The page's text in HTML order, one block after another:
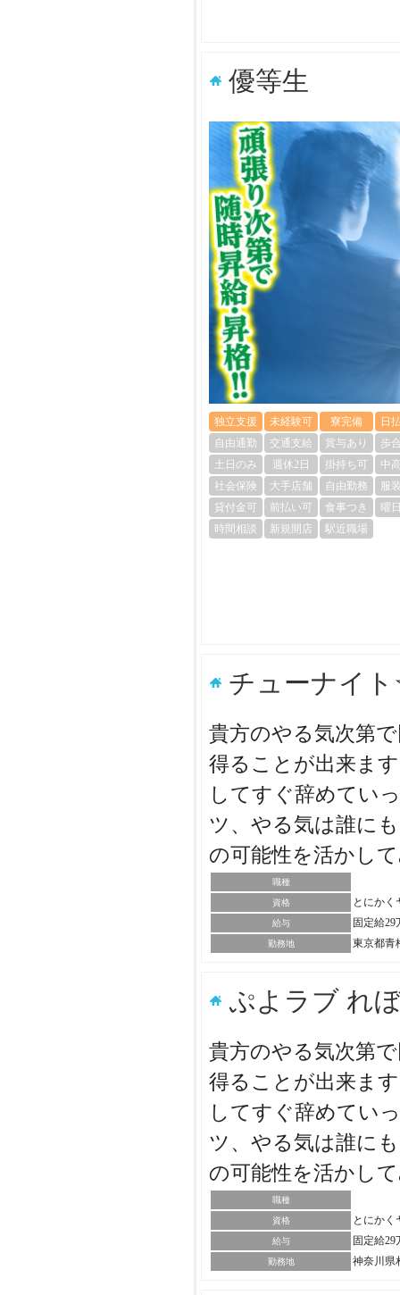
優等生
独立支援 未経験可 寮完備
日
自由通勤
交通支給 賞与あり
歩
土日のみ
週休2日 掛持ち可
中
社会保険
大手店舗 自由勤務
服
貸付金可
前払い可 食事つき
曜
時間相談
新規開店 駅近職場
チューナイ
貴方のやる気次第
得ることが出来ま
してすぐ辞めてい
ツ、やる気は誰に
の可能性を活かし
職種
資格 とにかく
給与 固定給
勤務地 東京都青
ぷよラブ れ
貴方のやる気次第
得ることが出来ま
してすぐ辞めてい
ツ、やる気は誰に
の可能性を活かし
職種
資格 とにかく
給与 固定給
勤務地 神奈川県